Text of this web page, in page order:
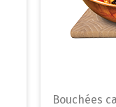
Bouchées